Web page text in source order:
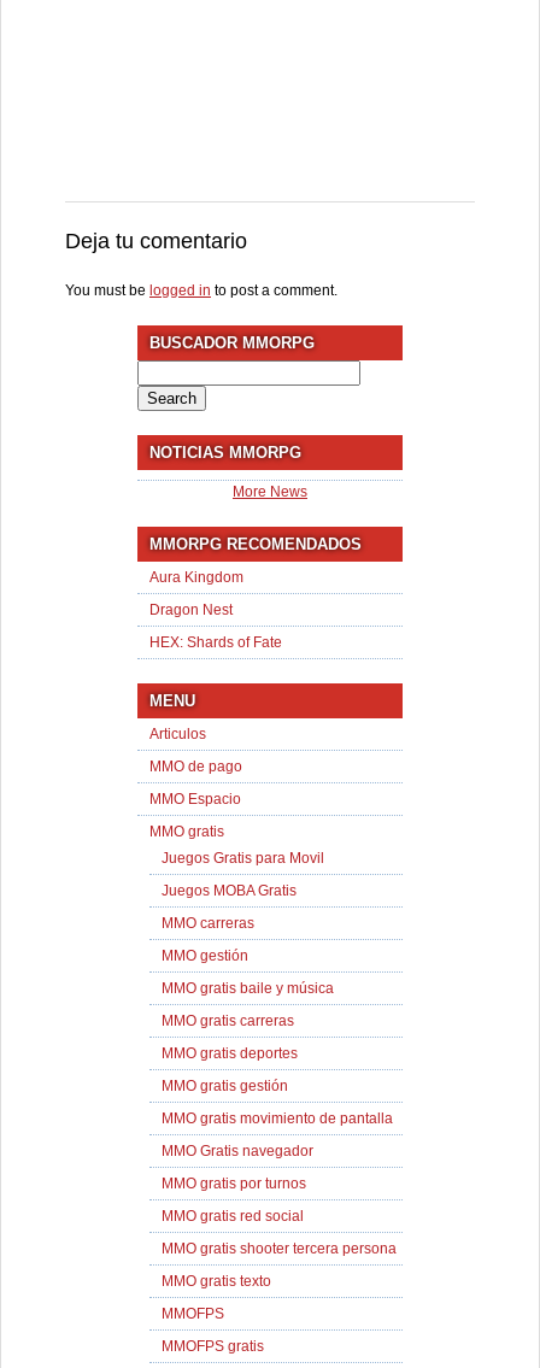
Deja tu comentario
You must be logged in to post a comment.
BUSCADOR MMORPG
for:
NOTICIAS MMORPG
More News
MMORPG RECOMENDADOS
Aura Kingdom
Dragon Nest
HEX: Shards of Fate
MENU
Articulos
MMO de pago
MMO Espacio
MMO gratis
Juegos Gratis para Movil
Juegos MOBA Gratis
MMO carreras
MMO gestión
MMO gratis baile y música
MMO gratis carreras
MMO gratis deportes
MMO gratis gestión
MMO gratis movimiento de pantalla
MMO Gratis navegador
MMO gratis por turnos
MMO gratis red social
MMO gratis shooter tercera persona
MMO gratis texto
MMOFPS
MMOFPS gratis